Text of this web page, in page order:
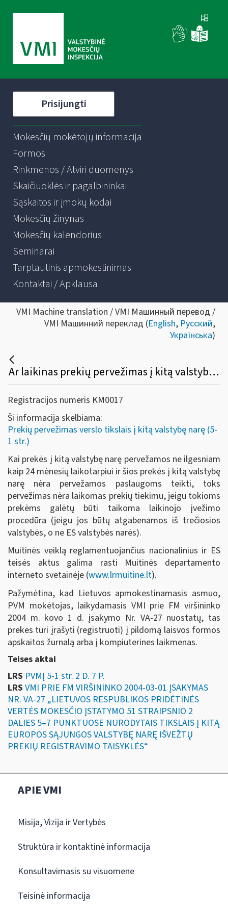
Prisijungti
Mokesčių mokėtojų informacija
Formos
Rinkmenos / Atviri duomenys
Skaičiuoklės ir pagalbininkai
Sąskaitos ir įmokų kodai
Mokesčių žinynas
Mokesčių kalendorius
Seminarai
Tarptautinis apmokestinimas
Kontaktai / Apklausa
VMI Machine translation / VMI Машинный перевод /
VMI Машинний переклад (English, Русский,
Українська)
Ar laikinas prekių pervežimas į kitą valstybę narę ne ilgesniam kaip 24 mėn. laikotarpiui laikomas prekių tiekimu?
Registracijos numeris KM0017
Ši informacija skelbiama:
Prekių pervežimas verslo tikslais į kitą valstybę narę (5-
1 str.)
Kai prekės į kitą valstybę narę pervežamos ne ilgesniam
kaip 24 mėnesių laikotarpiui ir šios prekės į kitą valstybę
narę nėra pervežamos paslaugoms teikti, toks
pervežimas nėra laikomas prekių tiekimu, jeigu tokioms
prekėms galėtų būti taikoma laikinojo įvežimo
procedūra (jeigu jos būtų atgabenamos iš trečiosios
valstybės, o ne ES valstybės narės).
Muitinės veiklą reglamentuojančius nacionalinius ir ES
teisės aktus galima rasti Muitinės departamento
interneto svetainėje (www.lrmuitine.lt).
Pažymėtina, kad Lietuvos apmokestinamasis asmuo,
PVM mokėtojas, laikydamasis VMI prie FM viršininko
2004 m. kovo 1 d. įsakymo Nr. VA-27 nuostatų, tas
prekes turi įrašyti (registruoti) į pildomą laisvos formos
apskaitos žurnalą arba į kompiuterines laikmenas.
Teises aktai
LRS PVMĮ 5-1 str. 2 D. 7 P.
LRS VMI PRIE FM VIRŠININKO 2004-03-01 ĮSAKYMAS
NR. VA-27 „LIETUVOS RESPUBLIKOS PRIDĖTINĖS
VERTĖS MOKESČIO ĮSTATYMO 51 STRAIPSNIO 2
DALIES 5–7 PUNKTUOSE NURODYTAIS TIKSLAIS Į KITĄ
EUROPOS SĄJUNGOS VALSTYBĘ NARĘ IŠVEŽTŲ
PREKIŲ REGISTRAVIMO TAISYKLĖS“
APIE VMI
Misija, Vizija ir Vertybės
Struktūra ir kontaktinė informacija
Konsultavimasis su visuomene
Teisinė informacija